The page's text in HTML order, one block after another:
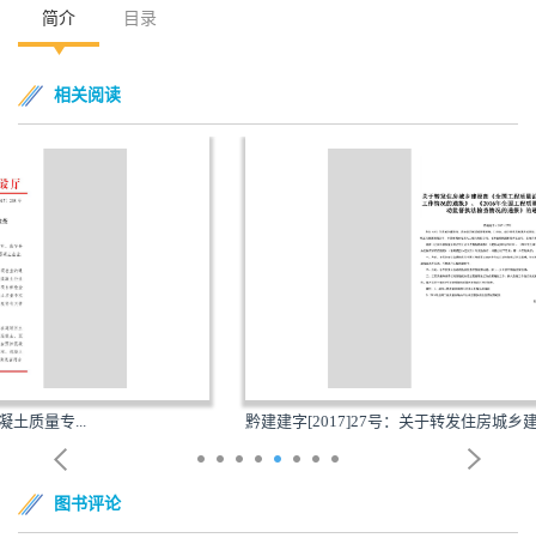
简介 目录
相关阅读
黔建建字[2017]27号：关于转发住房城乡建设部《全国...
图书评论